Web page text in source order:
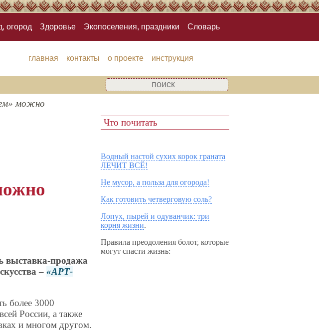
огород Здоровье Экопоселения, праздники Словарь
главная контакты о проекте инструкция
можно
выставка-продажа
– АРТ-
более 3000
России, а также
и многом другом.
Что почитать
Водный настой сухих корок граната
ЛЕЧИТ ВСЁ!
Не мусор, а польза для огорода!
Как готовить четверговую соль?
Лопух, пырей и одуванчик: три
корня жизни.
Правила преодоления болот, которые
могут спасти жизнь: